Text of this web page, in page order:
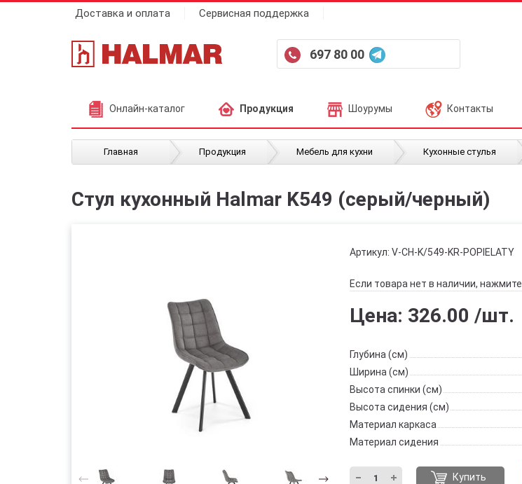
Доставка и оплата Сервисная поддержка
697 80 00
Онлайн-каталог Продукция Шоурумы Контакты
Главная / Продукция / Мебель для кухни / Кухонные стулья
Стул кухонный Halmar K549 (серый/черный)
Артикул: V-CH-K/549-KR-POPIELATY
Если товара нет в наличии, нажмите
Цена: 326.00 /шт.
Глубина (см)
Ширина (см)
Высота спинки (см)
Высота сидения (см)
Материал каркаса
Материал сидения
Купить